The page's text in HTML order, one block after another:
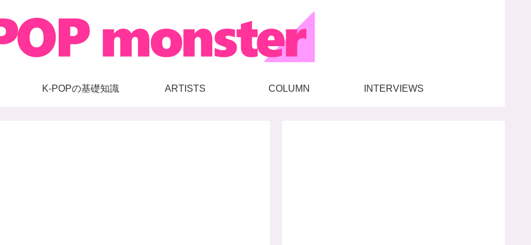
K-POPの基礎知識 ARTISTS COLUMN INTERVIEWS